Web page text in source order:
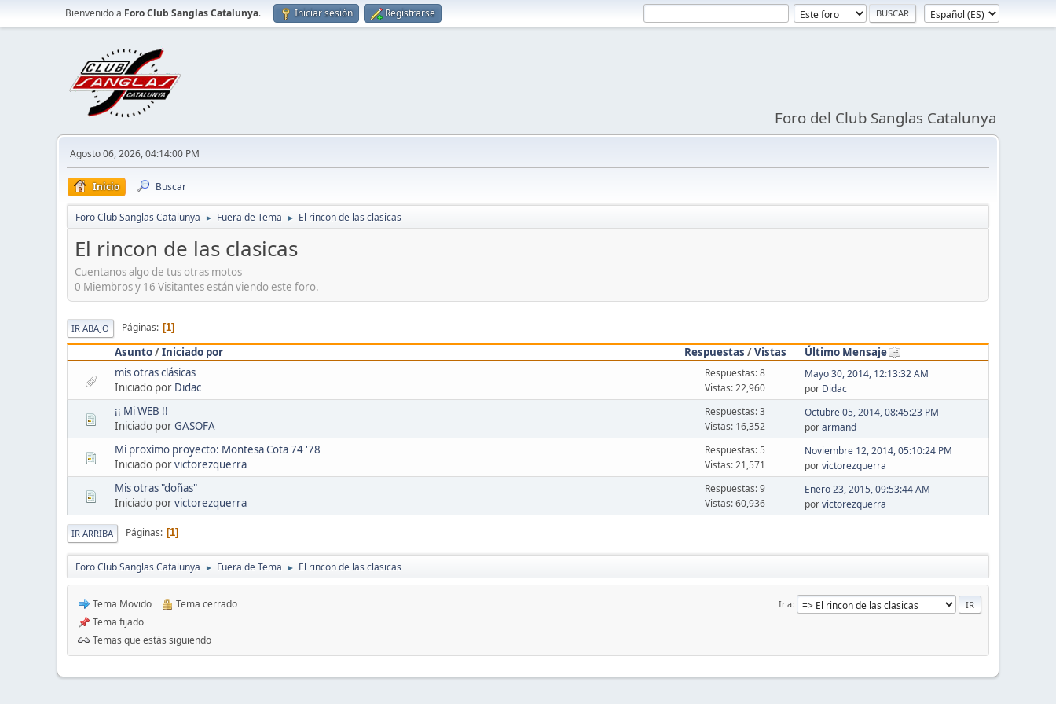
Bienvenido a Foro Club Sanglas Catalunya. Iniciar sesión Registrarse
Foro del Club Sanglas Catalunya
Agosto 06, 2026, 04:14:00 PM
Inicio Buscar
Foro Club Sanglas Catalunya ► Fuera de Tema ► El rincon de las clasicas
El rincon de las clasicas
Cuentanos algo de tus otras motos
0 Miembros y 16 Visitantes están viendo este foro.
IR ABAJO Páginas 1
Asunto/Iniciado por Respuestas /Vistas
Último Mensaje
mis otras clásicas
Iniciado por Didac
Respuestas: 8
Vistas: 22,960
Mayo 30, 2014, 12:13:32 AM
por Didac
¡¡ Mi WEB !!
Iniciado porGASOFA
Respuestas: 3
Vistas: 16,352
Octubre 05, 2014, 08:45:23 PM
porarmand
Mi proximo proyecto: Montesa Cota 74 '78
Iniciado porvictorezquerra
Respuestas: 5
Vistas: 21,571
Noviembre 12, 2014, 05:10:24 PM
porvictorezquerra
Mis otras "doñas"
Iniciado porvictorezquerra
Respuestas: 9
Vistas: 60,936
Enero 23, 2015, 09:53:44 AM
porvictorezquerra
IR ARRIBA Páginas 1
Foro Club Sanglas Catalunya ► Fuera de Tema ► El rincon de las clasicas
Ir a
Tema Movido
Tema cerrado
Tema fijado
Temas que estás siguiendo